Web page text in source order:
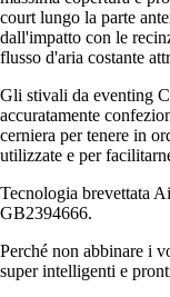
court lungo la parte
dall'impatto con le
flusso d'aria costante
Gli stivali da eventing
accuratamente
cerniera per tenere in
utilizzate e per
Tecnologia brevettata
GB2394666.
Perché non abbinare i
super intelligenti e